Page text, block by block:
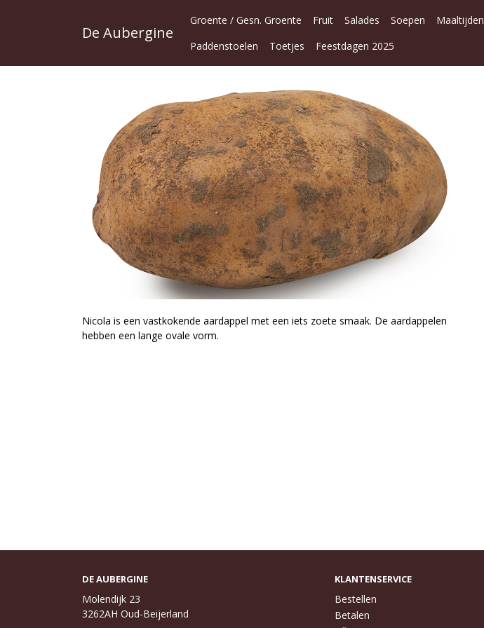
De Aubergine
Groente / Gesn. Groente Fruit Salades Soepen Maaltijden
Paddenstoelen
Toetjes Feestdagen 2025
Nicola is een vastkokende aardappel met een iets zoete smaak. De aardappelen
hebben een lange ovale vorm.
DE AUBERGINE
Molendijk 23
3262AH Oud-Beijerland
KLANTENSERVICE
Bestellen
Betalen